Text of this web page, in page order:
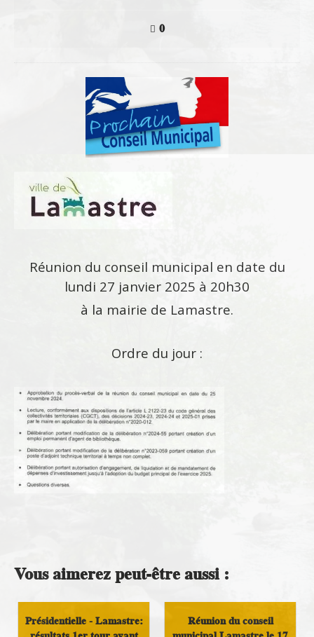
0
Réunion du conseil municipal en date du
lundi 27 janvier 2025 à 20h30
à la mairie de Lamastre.
Ordre du jour :
Vous aimerez peut-être aussi :
Présidentielle - Lamastre:
Réunion du conseil